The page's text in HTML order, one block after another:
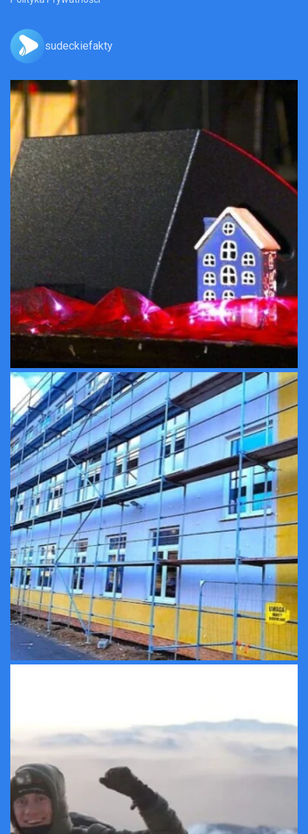
sudeckiefakty